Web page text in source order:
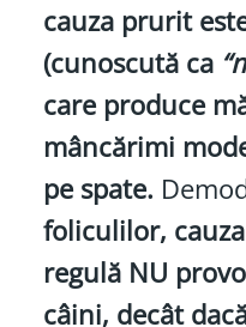
cauza prurit
(cunoscută ca
care produce
mâncărimi
pe spate.
foliculilor, cauza
regulă NU
câini, decât